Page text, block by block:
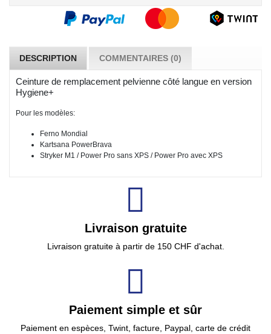
DESCRIPTION COMMENTAIRES (0)
Ceinture de remplacement pelvienne côté langue en version
Hygiene+
Pour les modèles:
Ferno Mondial
Kartsana PowerBrava
Stryker M1 / Power Pro sans XPS / Power Pro avec XPS
Livraison gratuite
Livraison gratuite à partir de 150 CHF d'achat.
Paiement simple et sûr
Paiement en espèces, Twint, facture, Paypal, carte de crédit